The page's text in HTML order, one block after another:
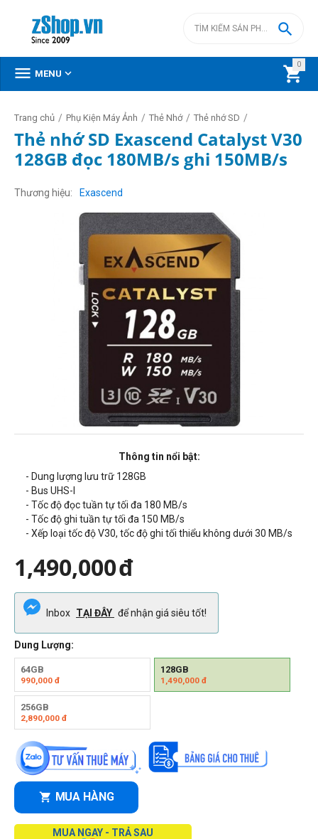
0


 MENU 
Trang chủ / Phụ Kiện Máy Ảnh / Thẻ Nhớ / Thẻ nhớ SD /
Thẻ nhớ SD Exascend Catalyst V30
128GB đọc 180MB/s ghi 150MB/s
Thương hiệu Exascend
Thông tin nổi bật:
- Dung lượng lưu trữ 128GB
- Bus UHS-I
- Tốc độ đọc tuần tự tối đa 180 MB/s
- Tốc độ ghi tuần tự tối đa 150 MB/s
- Xếp loại tốc độ V30, tốc độ ghi tối thiểu không dưới 30 MB/s
1,490,000đ
Inbox TẠI ĐÂY để nhận giá siêu tốt!
Dung Lượng:
64GB
990,000 đ
128GB
1,490,000đ
256GB
2,890,000 đ
MUA HÀNG
MUA NGAY - TRẢ SAU